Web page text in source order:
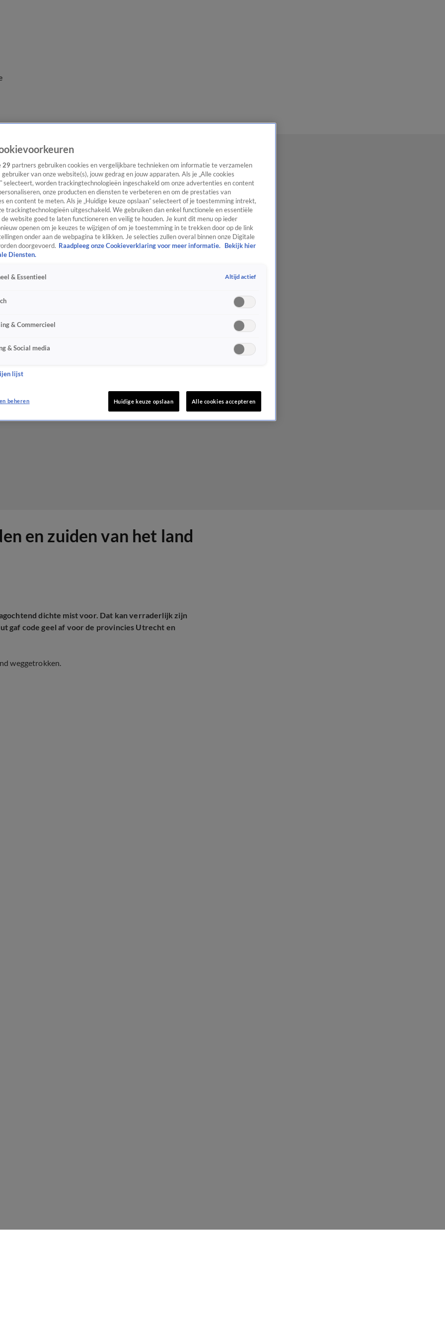
en zuiden van het land
dichte mist voor. Dat kan verraderlijk zijn
gaf code geel af voor de provincies Utrecht en
weggetrokken.
29 partners gebruiken cookies en vergelijkbare technieken om informatie te verzamelen
gebruiker van onze website(s), jouw gedrag en jouw apparaten. Als je „Alle cookies
selecteert, worden trackingtechnologieën ingeschakeld om onze advertenties en content
onze producten en diensten te verbeteren en om de prestaties van
en content te meten. Als je „Huidige keuze opslaan” selecteert of je toestemming intrekt,
trackingtechnologieën uitgeschakeld. We gebruiken dan enkel functionele en essentiële
de website goed te laten functioneren en veilig te houden. Je kunt dit menu op ieder
openen om je keuzes te wijzigen of om je toestemming in te trekken door op de link
onder aan de webpagina te klikken. Je selecties zullen overal binnen onze Digitale
doorgevoerd. Raadpleeg onze Cookieverklaring voor meer informatie.
Bekijk hier
Diensten.
& Essentieel Altijd actief
& Commercieel
& Social media
lijst
beheren Huidige keuze opslaan Alle cookies accepteren